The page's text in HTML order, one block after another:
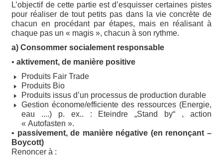
L’objectif de cette partie est d’esquisser certaines pistes
pour réaliser de tout petits pas dans la vie concrète de
chacun en procédant par étapes, mais en réalisant à
chaque pas un « magis », chacun à son rythme.
a) Consommer socialement responsable
•aktivement, de manière positive
Produits Fair Trade
Produits Bio
Produits issus d’un processus de production durable
Gestion économe/efficiente des ressources (Energie,
eau ....) p. ex.. : Eteindre „Stand by“ , action
« Autofasten ».
• passivement, de manière négative (en renonçant –
Boycott)
Renoncer à :